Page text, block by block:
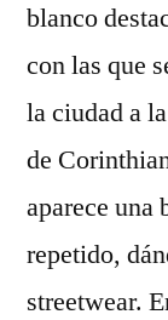
blanco
con las que
la ciudad a
de
aparece una
repetido,
streetwear.